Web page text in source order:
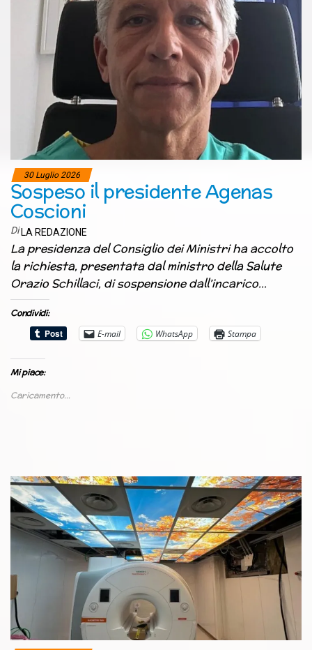
30 Luglio 2026
Sospeso il presidente Agenas
Coscioni
Di LA REDAZIONE
La presidenza del Consiglio dei Ministri ha accolto
la richiesta, presentata dal ministro della Salute
Orazio Schillaci, di sospensione dall’incarico…
Condividi:
E-mail
WhatsApp Stampa
Mi piace:
Caricamento...